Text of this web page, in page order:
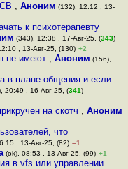
,Аноним (132), 12:12 , 13-
к психотерапевту
(343), 12:38 , 17-Авг-25, (343)
, 13-Авг-25, (130) +2
не имеют , Аноним (156),
в плане общения и если
20:49 , 16-Авг-25, (341)
на скотч ,Аноним
что
, 13-Авг-25, (82) –1
(ok), 08:53 , 13-Авг-25, (99) +1
в vfs или управлении